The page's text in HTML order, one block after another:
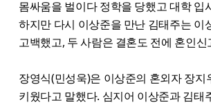
몸싸움을 벌이다 정학을 당했고 대학 입
하지만 다시 이상준을 만난 김태주는 이
고백했고, 두 사람은 결혼도 전에 혼인신
장영식(민성욱)은 이상준의 혼외자 장지
키웠다고 말했다. 심지어 이상준과 김태